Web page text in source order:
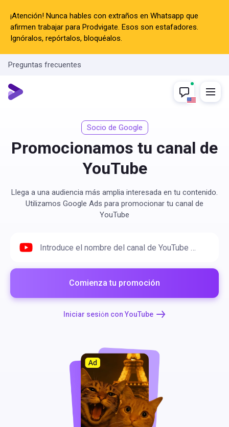
¡Atención! Nunca hables con extraños en Whatsapp que
afirmen trabajar para Prodvigate. Esos son estafadores.
Ignóralos, repórtalos, bloquéalos.
Preguntas frecuentes
Socio de Google
Promocionamos tu canal de
YouTube
Llega a una audiencia más amplia interesada en tu contenido.
Utilizamos Google Ads para promocionar tu canal de
YouTube
Comienza tu promoción
Iniciar sesiόn con YouTube